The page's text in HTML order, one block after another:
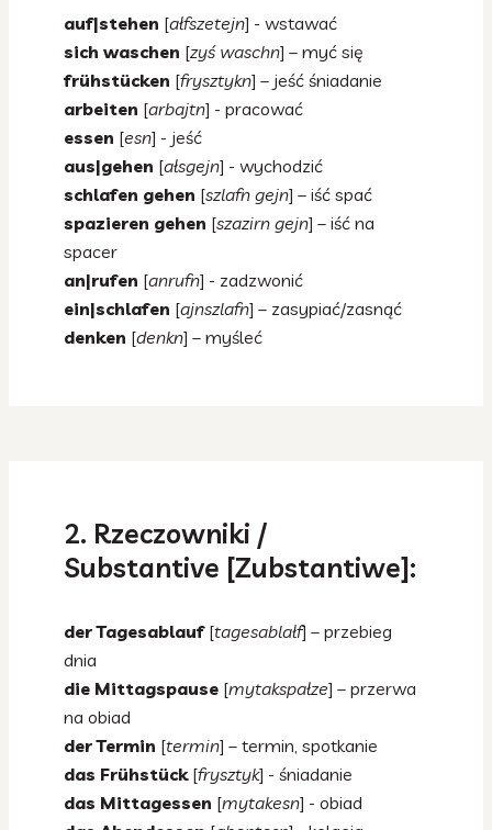
auf|stehen [ałfszetejn] - wstawać
sich waschen [zyś waschn] – myć się
frühstücken [frysztykn] – jeść śniadanie
arbeiten [arbajtn] - pracować
essen [esn] - jeść
aus|gehen [ałsgejn] - wychodzić
schlafen gehen [szlafn gejn] – iść spać
spazieren gehen [szazirn gejn] – iść na
spacer
an|rufen [anrufn] - zadzwonić
ein|schlafen [ajnszlafn] – zasypiać/zasnąć
denken [denkn] – myśleć
2. Rzeczowniki /
Substantive [Zubstantiwe]:
der Tagesablauf[tagesablałf] – przebieg
dnia
die Mittagspause [mytakspałze] – przerwa
na obiad
der Termin [termin] – termin, spotkanie
das Frühstück[frysztyk] - śniadanie
das Mittagessen [mytakesn] - obiad